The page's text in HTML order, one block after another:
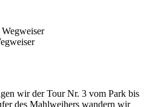
wir der Tour Nr. 3 vom Park bis
des Mahlweihers wandern wir